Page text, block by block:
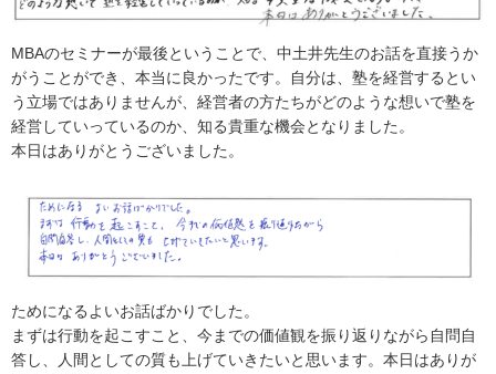
MBAのセミナーが最後ということで、中土井先生のお話を直接うか
がうことができ、本当に良かったです。自分は、塾を経営するとい
う立場ではありませんが、経営者の方たちがどのような想いで塾を
経営していっているのか、知る貴重な機会となりました。
本日はありがとうございました。
ためになるよいお話ばかりでした。
まずは行動を起こすこと、今までの価値観を振り返りながら自問自
答し、人間としての質も上げていきたいと思います。本日はありが